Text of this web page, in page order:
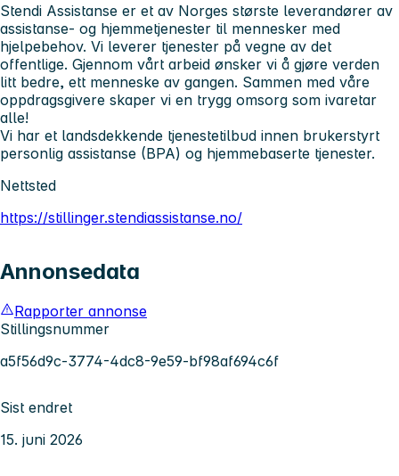
Stendi Assistanse er et av Norges største leverandører av
assistanse- og hjemmetjenester til mennesker med
hjelpebehov. Vi leverer tjenester på vegne av det
offentlige. Gjennom vårt arbeid ønsker vi å gjøre verden
litt bedre, ett menneske av gangen. Sammen med våre
oppdragsgivere skaper vi en trygg omsorg som ivaretar
alle!
Vi har et landsdekkende tjenestetilbud innen brukerstyrt
personlig assistanse (BPA) og hjemmebaserte tjenester.
Nettsted
https://stillinger.stendiassistanse.no/
Annonsedata
Rapporter annonse
Stillingsnummer
a5f56d9c-3774-4dc8-9e59-bf98af694c6f
Sist endret
15. juni 2026